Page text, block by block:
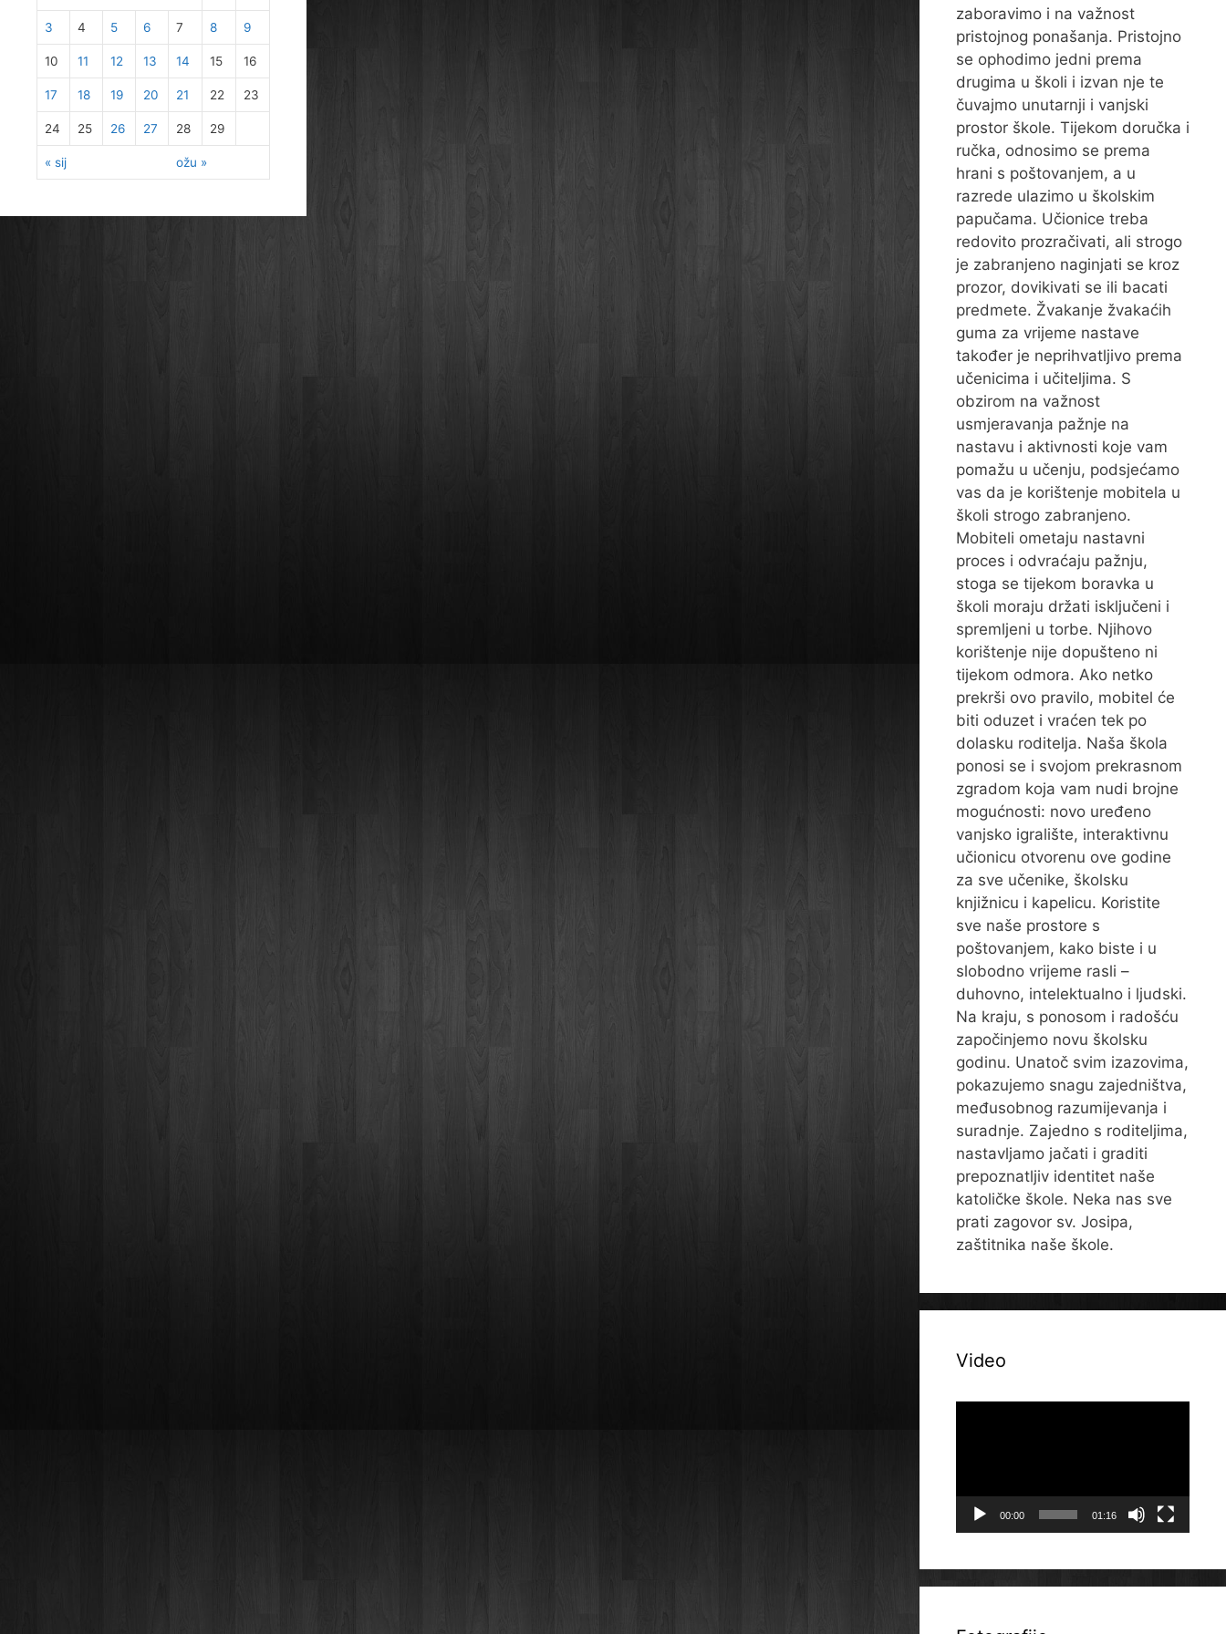
« sij ožu »
3 4 5 6 7 8 9
10 11 12 13 14 15 16
17 18 19 20 21 22 23
24 25 26 27 28 29
zaboravimo i na važnost
pristojnog ponašanja. Pristojno
se ophodimo jedni prema
drugima u školi i izvan nje te
čuvajmo unutarnji i vanjski
prostor škole. Tijekom doručka i
ručka, odnosimo se prema
hrani s poštovanjem, a u
razrede ulazimo u školskim
papučama. Učionice treba
redovito prozračivati, ali strogo
je zabranjeno naginjati se kroz
prozor, dovikivati se ili bacati
predmete. Žvakanje žvakaćih
guma za vrijeme nastave
također je neprihvatljivo prema
učenicima i učiteljima. S
obzirom na važnost
usmjeravanja pažnje na
nastavu i aktivnosti koje vam
pomažu u učenju, podsjećamo
vas da je korištenje mobitela u
školi strogo zabranjeno.
Mobiteli ometaju nastavni
proces i odvraćaju pažnju,
stoga se tijekom boravka u
školi moraju držati isključeni i
spremljeni u torbe. Njihovo
korištenje nije dopušteno ni
tijekom odmora. Ako netko
prekrši ovo pravilo, mobitel će
biti oduzet i vraćen tek po
dolasku roditelja. Naša škola
ponosi se i svojom prekrasnom
zgradom koja vam nudi brojne
mogućnosti: novo uređeno
vanjsko igralište, interaktivnu
učionicu otvorenu ove godine
za sve učenike, školsku
knjižnicu i kapelicu. Koristite
sve naše prostore s
poštovanjem, kako biste i u
slobodno vrijeme rasli –
duhovno, intelektualno i ljudski.
Na kraju, s ponosom i radošću
započinjemo novu školsku
godinu. Unatoč svim izazovima,
pokazujemo snagu zajedništva,
međusobnog razumijevanja i
suradnje. Zajedno s roditeljima,
nastavljamo jačati i graditi
prepoznatljiv identitet naše
katoličke škole. Neka nas sve
prati zagovor sv. Josipa,
zaštitnika naše škole.
Video
00:00 01:16